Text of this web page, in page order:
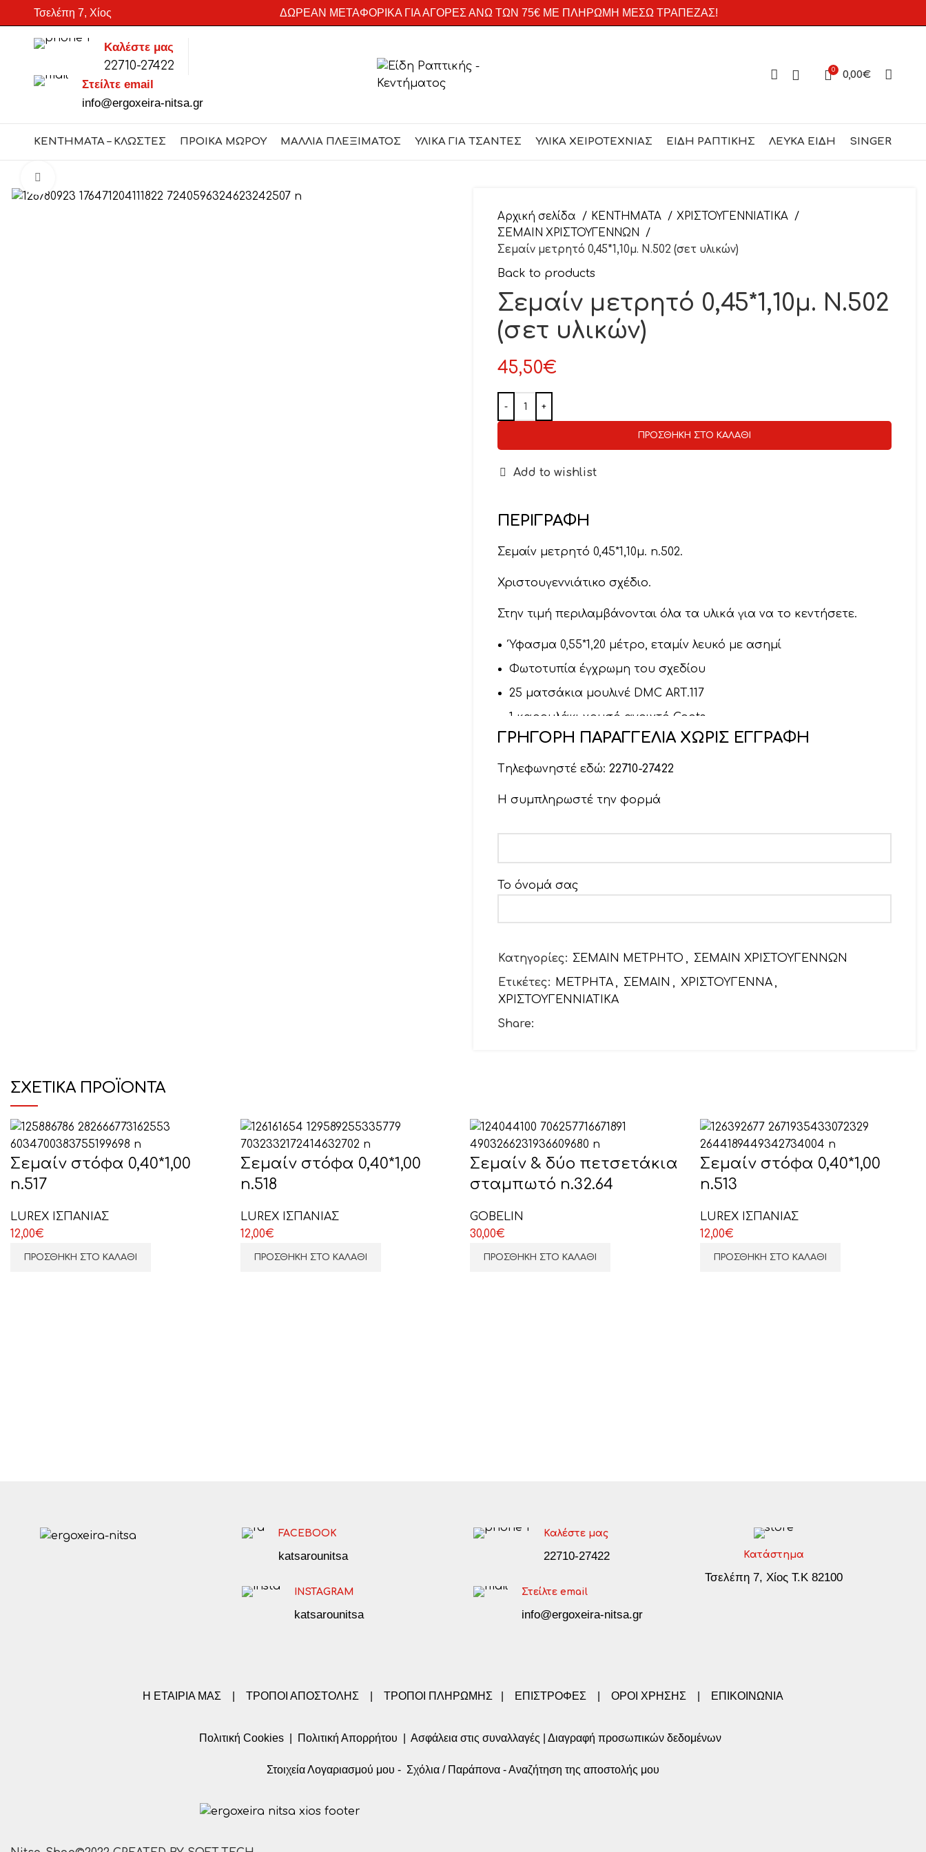
Τσελέπη 7, Χίος ΔΩΡΕΑΝ ΜΕΤΑΦΟΡΙΚΑ ΓΙΑ ΑΓΟΡΕΣ ΑΝΩ ΤΩΝ 75€ ΜΕ ΠΛΗΡΩΜΗ ΜΕΣΩ ΤΡΑΠΕΖΑΣ!
Καλέστε μας
22710-27422
Στείλτε email
info@ergoxeira-nitsa.gr
0 0,00€
ΚΕΝΤΗΜΑΤΑ – ΚΛΩΣΤΕΣ ΠΡΟΙΚΑ ΜΩΡΟΥ ΜΑΛΛΙΑ ΠΛΕΞΙΜΑΤΟΣ ΥΛΙΚΑ ΓΙΑ ΤΣΑΝΤΕΣ ΥΛΙΚΑ ΧΕΙΡΟΤΕΧΝΙΑΣ ΕΙΔΗ ΡΑΠΤΙΚΗΣ ΛΕΥΚΑ ΕΙΔΗ SINGER
Αρχική σελίδα ΚΕΝΤΗΜΑΤΑ
ΧΡΙΣΤΟΥΓΕΝΝΙΑΤΙΚΑ
ΣΕΜΑΙΝ ΧΡΙΣΤΟΥΓΕΝΝΩΝ
Σεμαίν μετρητό 0,45*1,10μ. Ν.502 (σετ υλικών)
Back to products
Σεμαίν μετρητό 0,45*1,10μ. Ν.502
(σετ υλικών)
45,50€
ΠΡΟΣΘΉΚΗ ΣΤΟ ΚΑΛΆΘΙ
Add to wishlist
ΠΕΡΙΓΡΑΦΉ
Σεμαίν μετρητό 0,45*1,10μ. n.502.
Χριστουγεννιάτικο σχέδιο.
Στην τιμή περιλαμβάνονται όλα τα υλικά για να το κεντήσετε.
Ύφασμα 0,55*1,20 μέτρο, εταμίν λευκό με ασημί
Φωτοτυπία έγχρωμη του σχεδίου
25 ματσάκια μουλινέ DMC ART.117
1 καρουλάκι χρυσό ανοιχτό Coats
Βελόνα
ΓΡΗΓΟΡΗ ΠΑΡΑΓΓΕΛΙΑ ΧΩΡΙΣ ΕΓΓΡΑΦΗ
Tηλεφωνηστέ εδώ: 22710-27422
Η συμπληρωστέ την φορμά
Το όνομά σας
Θέμα
Κατηγορίες: ΣΕΜΑΙΝ ΜΕΤΡΗΤΟ , ΣΕΜΑΙΝ ΧΡΙΣΤΟΥΓΕΝΝΩΝ
Ετικέτες: ΜΕΤΡΗΤΑ , ΣΕΜΑΙΝ , ΧΡΙΣΤΟΥΓΕΝΝΑ ,
ΧΡΙΣΤΟΥΓΕΝΝΙΑΤΙΚΑ
Share:
ΣΧΕΤΙΚΆ ΠΡΟΪΌΝΤΑ
Σεμαίν στόφα 0,40*1,00
n.517
LUREX ΙΣΠΑΝΙΑΣ
12,00€
ΠΡΟΣΘΉΚΗ ΣΤΟ ΚΑΛΆΘΙ
Σεμαίν στόφα 0,40*1,00
n.518
LUREX ΙΣΠΑΝΙΑΣ
12,00€
ΠΡΟΣΘΉΚΗ ΣΤΟ ΚΑΛΆΘΙ
Σεμαίν & δύο πετσετάκια
σταμπωτό n.32.64
GOBELIN
30,00€
ΠΡΟΣΘΉΚΗ ΣΤΟ ΚΑΛΆΘΙ
Σεμαίν στόφα 0,40*1,00
n.513
LUREX ΙΣΠΑΝΙΑΣ
12,00€
ΠΡΟΣΘΉΚΗ ΣΤΟ ΚΑΛΆΘΙ
FACEBOOK
katsarounitsa
INSTAGRAM
katsarounitsa
Καλέστε μας
22710-27422
Στείλτε email
info@ergoxeira-nitsa.gr
Κατάστημα
Τσελέπη 7, Χίος Τ.Κ 82100
Η ΕΤΑΙΡΙΑ ΜΑΣ ΤΡΟΠΟΙ ΑΠΟΣΤΟΛΗΣ ΤΡΟΠΟΙ ΠΛΗΡΩΜΗΣ ΕΠΙΣΤΡΟΦΕΣ ΟΡΟΙ ΧΡΗΣΗΣ ΕΠΙΚΟΙΝΩΝΙΑ
Πολιτική Cookies Πολιτική Απορρήτου Ασφάλεια στις συναλλαγές Διαγραφή προσωπικών δεδομένων
Στοιχεία Λογαριασμού μου - Σχόλια / Παράπονα -Αναζήτηση της αποστολής μου
SEARCH
Start typing to see products you are looking for.